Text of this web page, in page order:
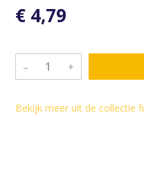
€ 4,79
– +
Bekijk meer uit de collectie